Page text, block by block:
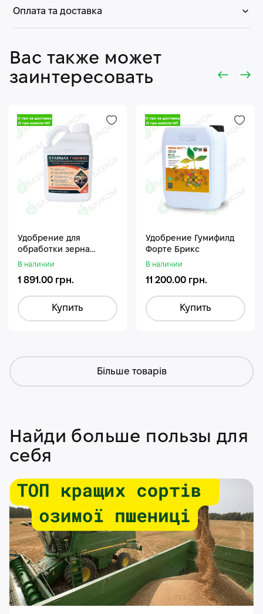
Оплата та доставка
Вас также может
заинтересовать
Удобрение для
обработки зерна
Стармакс Гумифос
В наличии
1 891.00 грн.
Купить
Удобрение Гумифилд
Форте Брикс
В наличии
11 200.00 грн.
Купить
Більше товарів
Найди больше пользы для
себя